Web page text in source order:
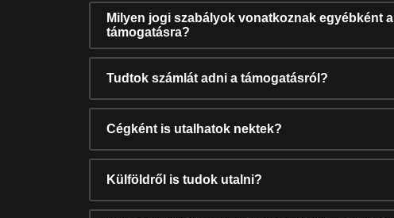
Milyen jogi szabályok vonatkoznak egyébként a
támogatásra?
Tudtok számlát adni a támogatásról?
Cégként is utalhatok nektek?
Külföldről is tudok utalni?